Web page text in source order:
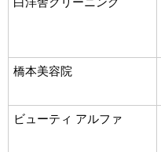
橋本美容院
ビューティ アルファ